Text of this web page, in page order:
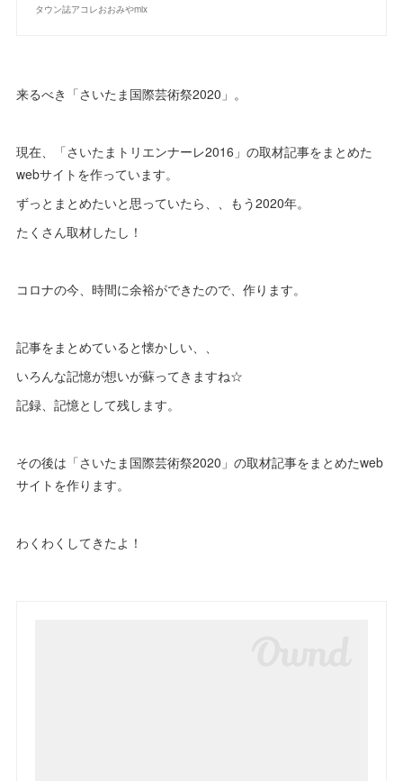
タウン誌アコレおおみやmix
来るべき「さいたま国際芸術祭2020」。
現在、「さいたまトリエンナーレ2016」の取材記事をまとめた
webサイトを作っています。
ずっとまとめたいと思っていたら、、もう2020年。
たくさん取材したし！
コロナの今、時間に余裕ができたので、作ります。
記事をまとめていると懐かしい、、
いろんな記憶が想いが蘇ってきますね☆
記録、記憶として残します。
その後は「さいたま国際芸術祭2020」の取材記事をまとめたweb
サイトを作ります。
わくわくしてきたよ！